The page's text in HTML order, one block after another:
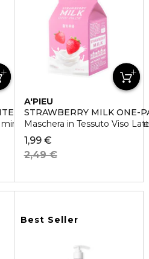
UNIFORMANTE
la buccia d'arancia, lifta
A'PIEU
STRAWBERRY MILK ONE-
Maschera in Tessuto Viso
1,99 €
2,49 €
Best Seller